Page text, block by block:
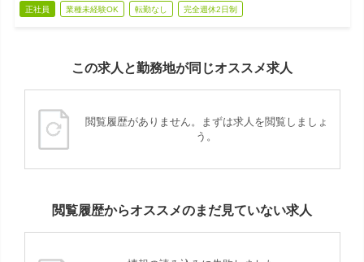
正社員 業種未経験OK 転勤なし 完全週休2日制
この求人と勤務地が同じオススメ求人
閲覧履歴がありません。まずは求人を閲覧しましょ
う。
閲覧履歴からオススメのまだ見ていない求人